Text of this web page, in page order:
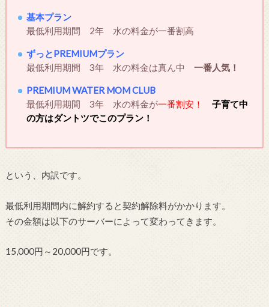
基本プラン
最低利用期間 2年 水の料金が一番割高
ずっとPREMIUMプラン
最低利用期間 3年 水の料金は真ん中 一番人気！
PREMIUM WATER MOM CLUB
最低利用期間 3年 水の料金が一番割安！
子育て中
の方はダントツでこのプラン！
という、内訳です。
最低利用期間内に解約すると契約解除料がかかります。
その金額は以下のサーバーによって変わってきます。
15,000円～20,000円です。